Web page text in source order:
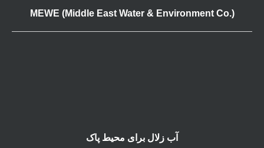
MEWE (Middle East Water & Environment Co.)
آب زلال برای محیط پاک